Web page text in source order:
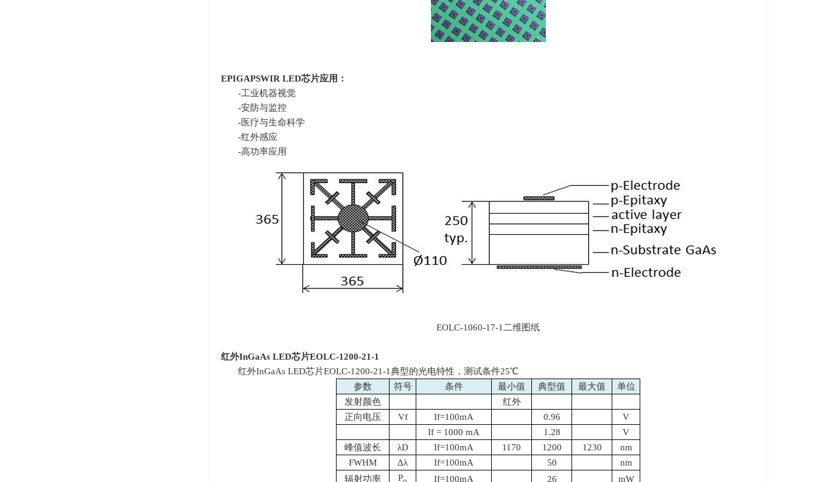
EPIGAPSWIR LED芯片应用：
-工业机器视觉
-安防与监控
-医疗与生命科学
-红外感应
-高功率应用
EOLC-1060-17-1二维图纸
红外InGaAs LED芯片EOLC-1200-21-1
红外InGaAs LED芯片EOLC-1200-21-1典型的光电特性，测试条件25℃
参数
符号 条件 最小值 典型值 最大值
单位
发射颜色
红外
正向电压
Vf If=100mA 0.96
V
If = 1000 mA
1.28
V
峰值波长
λD If=100mA 1170 1200 1230
nm
FWHM
Δλ If=100mA 50
nm
辐射功率
P If=100mA 26
mW